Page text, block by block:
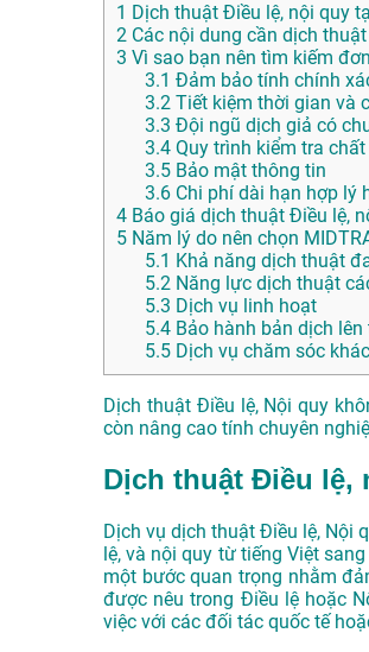
1 Dịch thuật Điều lệ, nội quy
2 Các nội dung cần dịch
3 Vì sao bạn nên tìm kiếm
3.1 Đảm bảo tính chính
3.2 Tiết kiệm thời gian và
3.3 Đội ngũ dịch giả có
3.4 Quy trình kiểm tra
3.5 Bảo mật thông tin
3.6 Chi phí dài hạn hợp lý
4 Báo giá dịch thuật Điều lệ,
5 Năm lý do nên chọn
5.1 Khả năng dịch thuật
5.2 Năng lực dịch thuật
5.3 Dịch vụ linh hoạt
5.4 Bảo hành bản dịch
5.5 Dịch vụ chăm sóc
Dịch thuật Điều lệ, Nội quy
còn nâng cao tính chuyên
Dịch thuật Điều lệ,
Dịch vụ dịch thuật Điều lệ, Nội
lệ, và nội quy từ tiếng Việt
một bước quan trọng nhằm
được nêu trong Điều lệ hoặc
việc với các đối tác quốc tế